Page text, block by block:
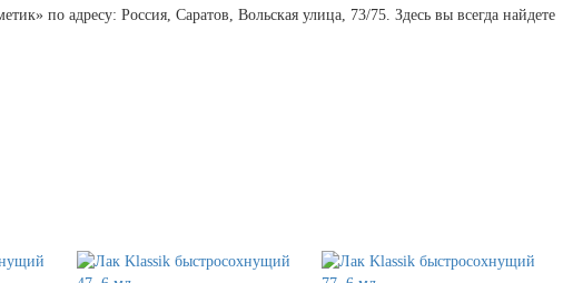
по адресу: Россия, Саратов, Вольская улица, 73/75. Здесь вы всегда найдете